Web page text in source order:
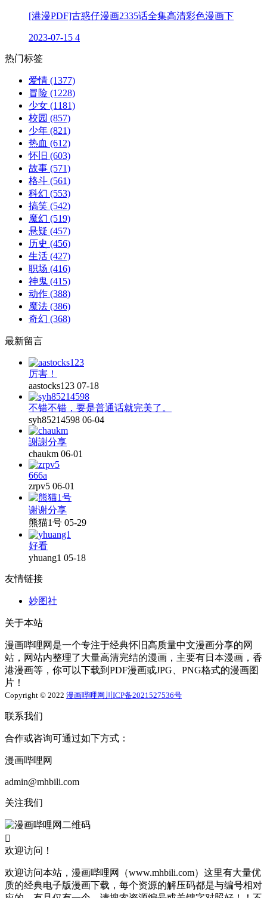
[港漫PDF]古惑仔漫画2335话全集高清彩色漫画下
2023-07-15 4
热门标签
爱情 (1377)
冒险 (1228)
少女 (1181)
校园 (857)
少年 (821)
热血 (612)
怀旧 (603)
故事 (571)
格斗 (561)
科幻 (553)
搞笑 (542)
魔幻 (519)
悬疑 (457)
历史 (456)
生活 (427)
职场 (416)
神鬼 (415)
动作 (388)
魔法 (386)
奇幻 (368)
最新留言
厉害！
aastocks123 07-18
不错不错，要是普通话就完美了。
syh85214598 06-04
謝謝分享
chaukm 06-01
666a
zrpv5 06-01
谢谢分享
熊猫1号 05-29
好看
yhuang1 05-18
友情链接
妙图社
关于本站
漫画哔哩网是一个专注于经典怀旧高质量中文漫画分享的网
站，网站内整理了大量高清完结的漫画，主要有日本漫画，香
港漫画等，你可以下载到PDF漫画或JPG、PNG格式的漫画图
片！
Copyright © 2022 漫画哔哩网 川ICP备2021527536号
联系我们
合作或咨询可通过如下方式：
漫画哔哩网
admin@mhbili.com
关注我们

欢迎访问！
欢迎访问本站，漫画哔哩网（www.mhbili.com）这里有大量优
质的经典电子版漫画下载，每个资源的解压码都是与编号相对